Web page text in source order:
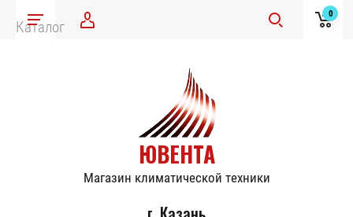
Каталог
0
ЮВЕНТА
Магазин климатической техники